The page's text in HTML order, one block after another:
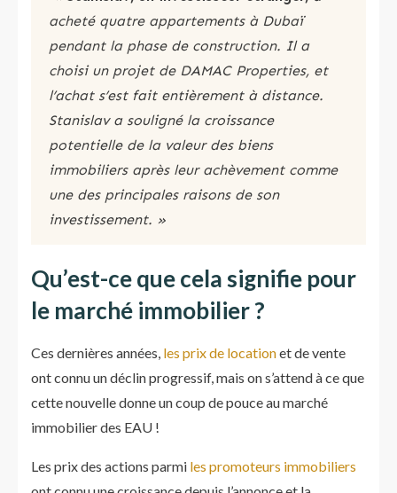
acheté quatre appartements à Dubaï
pendant la phase de construction. Il a
choisi un projet de DAMAC Properties, et
l’achat s’est fait entièrement à distance.
Stanislav a souligné la croissance
potentielle de la valeur des biens
immobiliers après leur achèvement comme
une des principales raisons de son
investissement. »
Qu’est-ce que cela signifie pour
le marché immobilier ?
Ces dernières années, les prix de locationet de vente
ont connu un déclin progressif, mais on s’attend à ce que
cette nouvelle donne un coup de pouce au marché
immobilier des EAU !
Les prix des actions parmi les promoteurs immobiliers